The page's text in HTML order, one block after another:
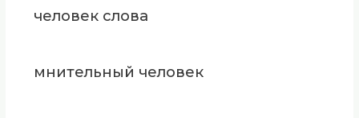
человек слова
мнительный человек